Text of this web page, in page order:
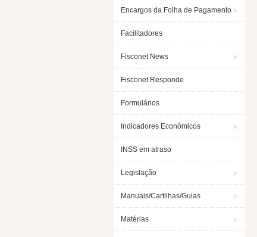
Encargos da Folha de Pagamento
Facilitadores
Fisconet News
Fisconet Responde
Formulários
Indicadores Econômicos
INSS em atraso
Legislação
Manuais/Cartilhas/Guias
Matérias